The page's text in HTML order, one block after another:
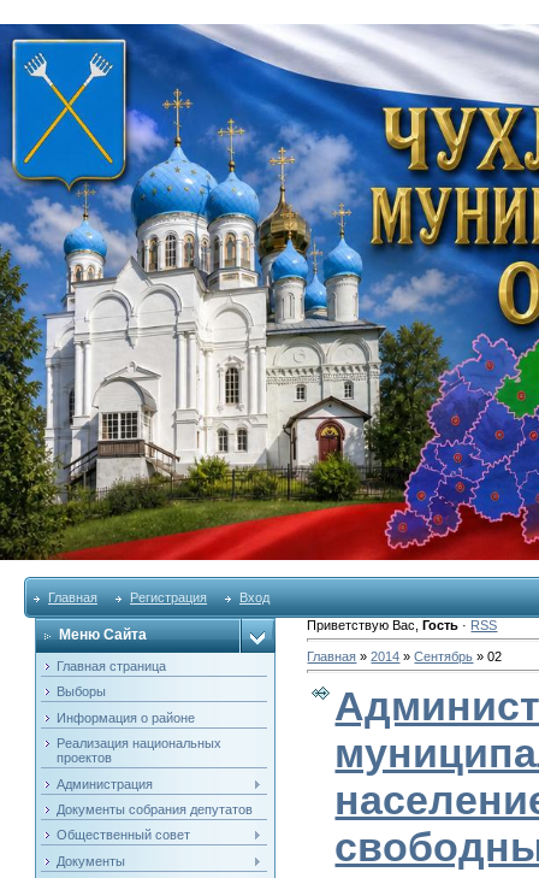
Главная Регистрация Вход
Меню Сайта
Главная страница
Выборы
Информация о районе
Реализация национальных
проектов
Администрация
Документы собрания депутатов
Общественный совет
Документы
Приветствую Вас ,Гость · RSS
Главная »2014 » Сентябрь » 02